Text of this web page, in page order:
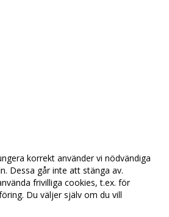
korrekt använder vi nödvändiga
Dessa går inte att stänga av.
frivilliga cookies, t.ex. för
Du väljer själv om du vill